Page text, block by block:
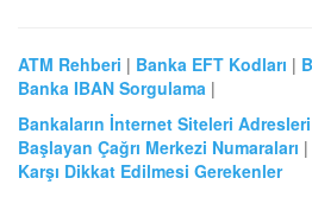
ATM Rehberi | Banka EFT Kodları |
Banka IBAN Sorgulama |
Bankaların İnternet Siteleri Adresleri
Başlayan Çağrı Merkezi Numaraları |
Karşı Dikkat Edilmesi Gerekenler